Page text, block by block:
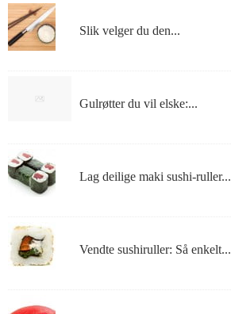
Slik velger du den...
Gulrøtter du vil elske:...
Lag deilige maki sushi-ruller...
Vendte sushiruller: Så enkelt...